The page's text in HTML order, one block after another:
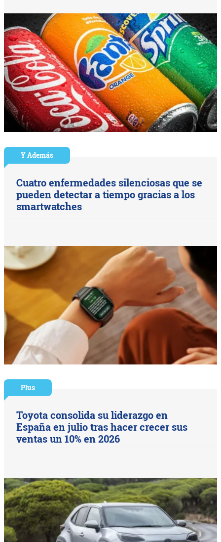
Y Además
Cuatro enfermedades silenciosas que se
pueden detectar a tiempo gracias a los
smartwatches
Plus
Toyota consolida su liderazgo en
España en julio tras hacer crecer sus
ventas un 10% en 2026